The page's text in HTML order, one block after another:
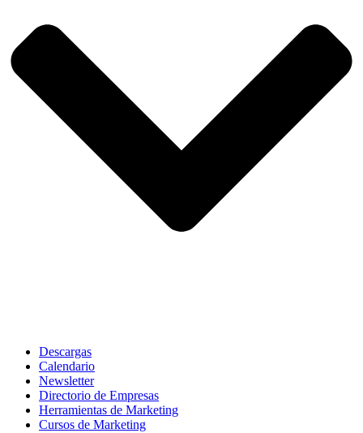
Descargas
Calendario
Newsletter
Directorio de Empresas
Herramientas de Marketing
Cursos de Marketing